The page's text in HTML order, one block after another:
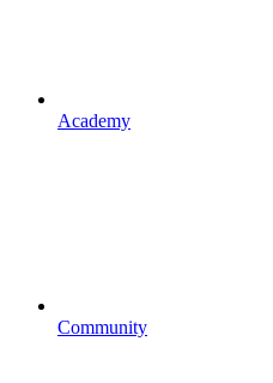
Academy
Community